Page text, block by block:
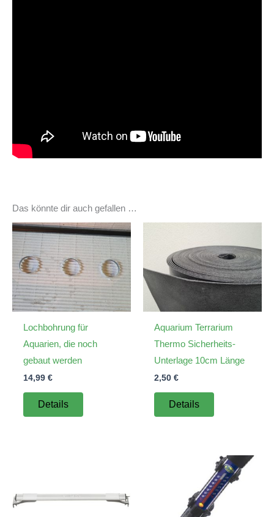
Das könnte dir auch gefallen …
Lochbohrung für
Aquarien, die noch
gebaut werden
14,99 €
Details
Aquarium Terrarium
Thermo Sicherheits-
Unterlage 10cm Länge
2,50 €
Details